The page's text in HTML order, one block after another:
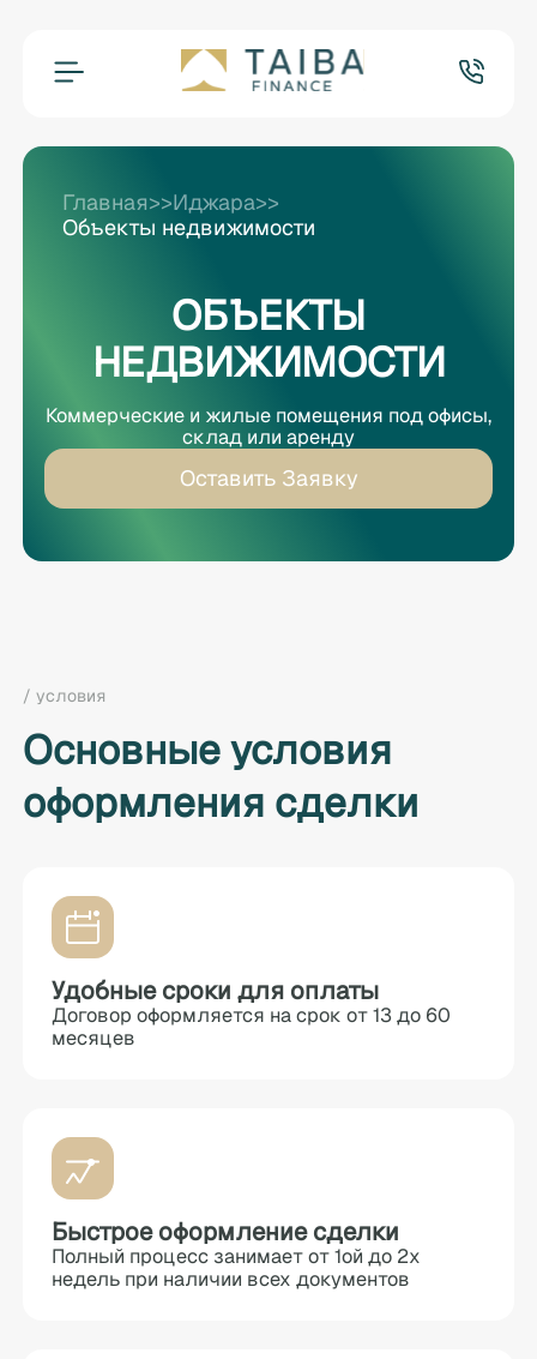
Главная>>Иджара>>
Объекты недвижимости
ОБЪЕКТЫ
НЕДВИЖИМОСТИ
Коммерческие и жилые помещения под офисы,
склад или аренду
Оставить Заявку
/ условия
Основные условия
оформления сделки
Удобные сроки для оплаты
Договор оформляется на срок от 13 до 60
месяцев
Быстрое оформление сделки
Полный процесс занимает от 1ой до 2х
недель при наличии всех документов